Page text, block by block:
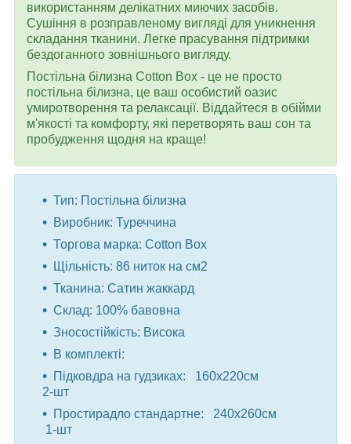
використанням делікатних миючих засобів.
Сушіння в розправленому вигляді для уникнення
складання тканини. Легке прасування підтримки
бездоганного зовнішнього вигляду.
Постільна білизна Cotton Box - це не просто
постільна білизна, це ваш особистий оазис
умиротворення та релаксації. Віддайтеся в обійми
м'якості та комфорту, які перетворять ваш сон та
пробудження щодня на краще!
Тип: Постільна білизна
Виробник: Туреччина
Торгова марка: Cotton Box
Щільність: 86 ниток на см2
Тканина: Сатин жаккард
Склад: 100% бавовна
Зносостійкість: Висока
В комплекті:
Підковдра на гудзиках: 160x220см
2-шт
Простирадло стандартне: 240x260см
1-шт